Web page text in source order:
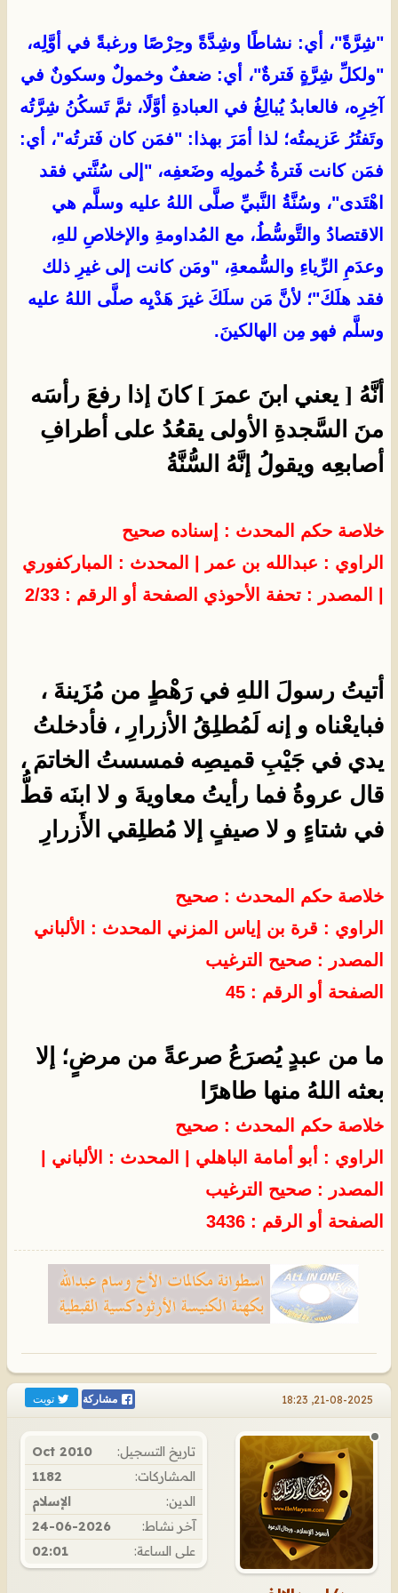
"شِرَّةً"، أي: نشاطًا وشِدَّةً وحِرْصًا ورغبةً في أوَّلِه،
"ولكلِّ شِرَّةٍ فَترةٌ"، أي: ضعفٌ وخمولٌ وسكونٌ في
آخِرِه، فالعابدُ يُبالِغُ في العبادةِ أوَّلًا، ثمَّ تَسكُنُ شِرَّتُه
وتَفتُرُ عَزيمتُه؛ لذا أمَرَ بهذا: "فمَن كان فَترتُه"، أي:
فمَن كانت فَترةُ خُمولِه وضَعفِه، "إلى سُنَّتي فقد
اهْتَدى"، وسُنَّةُ النَّبيِّ صلَّى اللهُ عليه وسلَّم هي
الاقتصادُ والتَّوسُّطُ، مع المُداومةِ والإخلاصِ للهِ،
وعدَمِ الرِّياءِ والسُّمعةِ، "ومَن كانت إلى غيرِ ذلك
فقد هلَكَ"؛ لأنَّ مَن سلَكَ غيرَ هَدْيِه صلَّى اللهُ عليه
وسلَّم فهو مِن الهالكينَ.
أنَّهُ [ يعني ابنَ عمرَ ] كانَ إذا رفعَ رأسَه
منَ السَّجدةِ الأولى يقعُدُ على أطرافِ
أصابعِه ويقولُ إنَّهُ السُّنَّةُ
خلاصة حكم المحدث : إسناده صحيح
الراوي : عبدالله بن عمر
| المحدث :
المباركفوري
| المصدر : تحفة الأحوذي الصفحة أو الرقم : 2/33
أتيتُ رسولَ اللهِ في رَهْطٍ من مُزَينةَ ،
فبايعْناه و إنه لَمُطلِقُ الأزرارِ ، فأدخلتُ
يدي في جَيْبِ قميصِه فمسستُ الخاتمَ ،
قال عروةُ فما رأيتُ معاويةَ و لا ابنَه قطُّ
في شتاءٍ و لا صيفٍ إلا مُطلِقي الأَزرارِ
خلاصة حكم المحدث : صحيح
الراوي : قرة بن إياس المزني
المحدث :
الألباني
المصدر : صحيح الترغيب
الصفحة أو الرقم : 45
ما من عبدٍ يُصرَعُ صرعةً من مرضٍ؛ إلا
بعثه اللهُ منها طاهرًا
خلاصة حكم المحدث : صحيح
الراوي : أبو أمامة الباهلي
| المحدث : الألباني
المصدر : صحيح الترغيب
الصفحة أو الرقم : 3436
21-08-2025, 18:23 مشاركة تويت
تاريخ التسجيل:
Oct 2010
المشاركات:
1182
الدين:
الإسلام
آخر نشاط:
24-06-2026
على الساعة:
02:01